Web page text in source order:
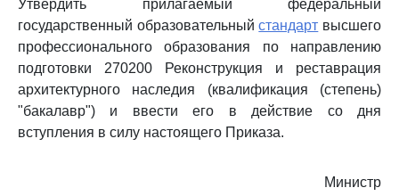
Утвердить прилагаемый федеральный
государственный образовательныйстандарт высшего
профессионального образования по направлению
подготовки 270200 Реконструкция и реставрация
архитектурного наследия (квалификация (степень)
"бакалавр") и ввести его в действие со дня
вступления в силу настоящего Приказа.
Министр